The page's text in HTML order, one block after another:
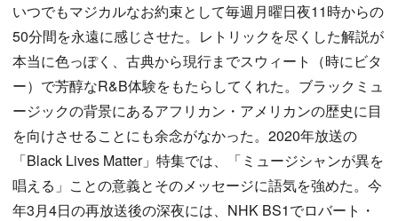
いつでもマジカルなお約束として毎週月曜日夜11時からの
50分間を永遠に感じさせた。レトリックを尽くした解説が
本当に色っぽく、古典から現行までスウィート（時にビタ
ー）で芳醇なR&B体験をもたらしてくれた。ブラックミュ
ージックの背景にあるアフリカン・アメリカンの歴史に目
を向けさせることにも余念がなかった。2020年放送の
「Black Lives Matter」特集では、「ミュージシャンが異を
唱える」ことの意義とそのメッセージに語気を強めた。今
年3月4日の再放送後の深夜には、NHK BS1でロバート・